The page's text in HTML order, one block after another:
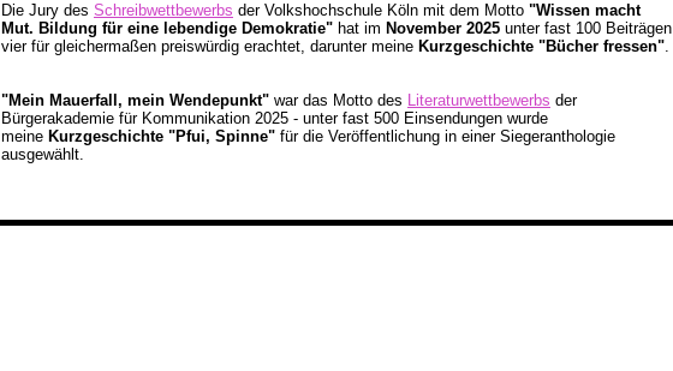
Die Jury des Schreibwettbewerbs der Volkshochschule Köln mit dem Motto "Wissen macht
Mut. Bildung für eine lebendige Demokratie" hat im November 2025 unter fast 100 Beiträgen
vier für gleichermaßen preiswürdig erachtet, darunter meine Kurzgeschichte "Bücher fressen".
"Mein Mauerfall, mein Wendepunkt" war das Motto des Literaturwettbewerbs der
Bürgerakademie für Kommunikation 2025 - unter fast 500 Einsendungen wurde
meine Kurzgeschichte "Pfui, Spinne" für die Veröffentlichung in einer Siegeranthologie
ausgewählt.